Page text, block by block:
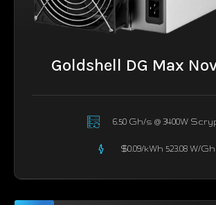
Goldshell DG Max
6.50 Gh/s @ 3400W
$0.09/kWh 523.08 W/Gh